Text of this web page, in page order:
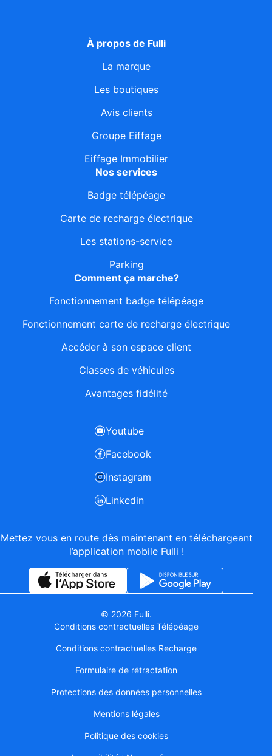
Mettez vous en route dès maintenant en téléchargeant
l’application mobile Fulli !
À propos de Fulli
La marque
Les boutiques
Avis clients
Groupe Eiffage
Eiffage Immobilier
Nos services
Badge télépéage
Carte de recharge électrique
Les stations-service
Parking
Comment ça marche?
Fonctionnement badge télépéage
Fonctionnement carte de recharge électrique
Accéder à son espace client
Classes de véhicules
Avantages fidélité
Youtube
Facebook
Instagram
Linkedin
© 2026 Fulli.
Conditions contractuelles Télépéage
Conditions contractuelles Recharge
Formulaire de rétractation
Protections des données personnelles
Mentions légales
Politique des cookies